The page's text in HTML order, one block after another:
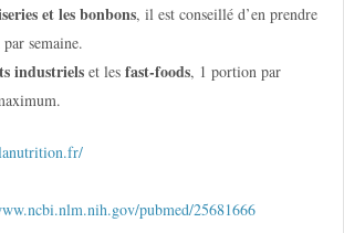
et les bonbons, il est conseillé d’en prendre
semaine.
industrielset les fast-foods, 1 portion par
pubmed/25681666